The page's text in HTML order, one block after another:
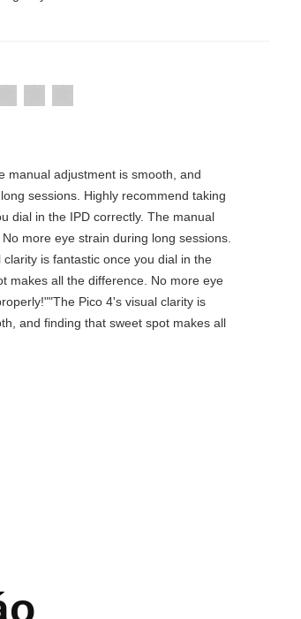
manual adjustment is smooth, and
sessions. Highly recommend taking
dial in the IPD correctly. The manual
more eye strain during long sessions.
is fantastic once you dial in the
makes all the difference. No more eye
Pico 4's visual clarity is
and finding that sweet spot makes all